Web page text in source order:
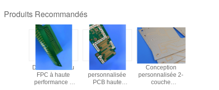
Produits Recommandés
Dévoilement du
FPC à haute
performance à
personnalisée
PCB haute
Conception
personnalisée 2-
couche